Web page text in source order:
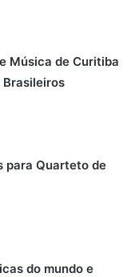
Música de Curitiba
Brasileiros
para Quarteto de
do mundo e